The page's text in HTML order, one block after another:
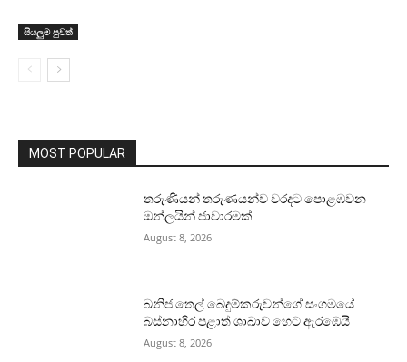
සියලුම පුවත්
MOST POPULAR
තරුණියන් තරුණයන්ව වරදට පොළඹවන
ඔන්ලයින් ජාවාරමක්
August 8, 2026
ඛනිජ තෙල් බෙදුම්කරුවන්ගේ සංගමයේ
බස්නාහිර පළාත් ශාඛාව හෙට ඇරඹෙයි
August 8, 2026